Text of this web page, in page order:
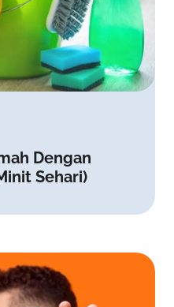
Dengan
Sehari)